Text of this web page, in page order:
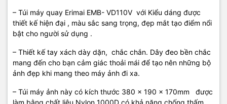
– Túi máy quay Erimai EMB- VD110V với Kiểu dáng được
thiết kế hiện đại , màu sắc sang trọng, đẹp mắt tạo điểm nổi
bật cho người sử dụng .
– Thiết kế tay xách dày dặn, chắc chắn. Dây đeo bền chắc
mang đến cho bạn cảm giác thoải mái để tạo nên những bộ
ảnh đẹp khi mang theo máy ảnh đi xa.
– Túi máy ảnh này có kích thước 380 x 190 x 170mm được
làm bằng chất liệu Nylon 1000D có khả năng chống thấm